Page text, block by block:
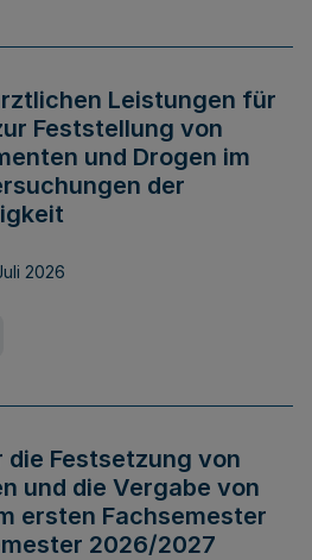
Leistungen für
Feststellung von
und Drogen im
der
2026
Festsetzung von
und die Vergabe von
ersten Fachsemester
2026/2027